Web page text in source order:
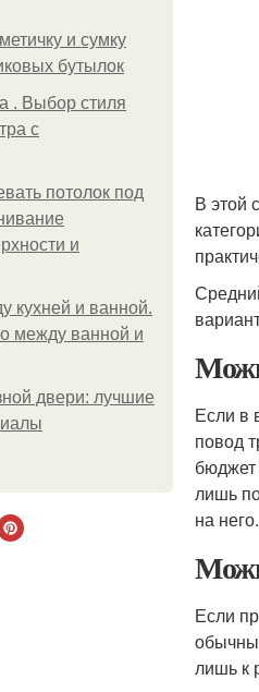
и сумку
бутылок
. Выбор стиля
с
потолок под
и
кухней и ванной.
между ванной и
двери: лучшие
В этой
Если в
повод
бюджет
лишь
на него.
Если
лишь к